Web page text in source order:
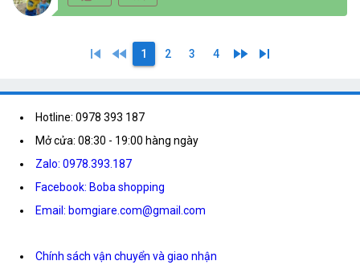
skip_previous fast_rewind 1 2 3 4 fast_forward skip_next
Hotline: 0978 393 187
Mở cửa: 08:30 - 19:00 hàng ngày
Zalo: 0978.393.187
Facebook: Boba shopping
Email: bomgiare.com@gmail.com
Chính sách vận chuyển và giao nhận